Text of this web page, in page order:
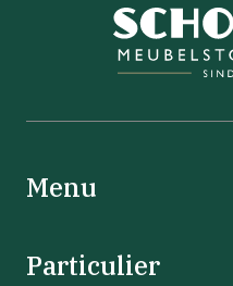
Menu
Particulier